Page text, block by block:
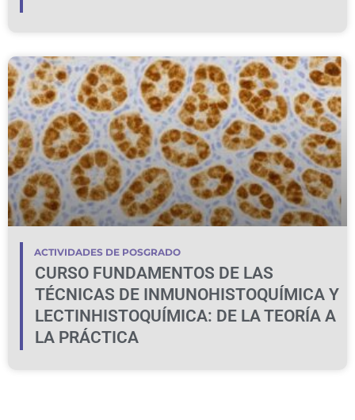
ACTIVIDADES DE POSGRADO
CURSO FUNDAMENTOS DE LAS
TÉCNICAS DE INMUNOHISTOQUÍMICA Y
LECTINHISTOQUÍMICA: DE LA TEORÍA A
LA PRÁCTICA